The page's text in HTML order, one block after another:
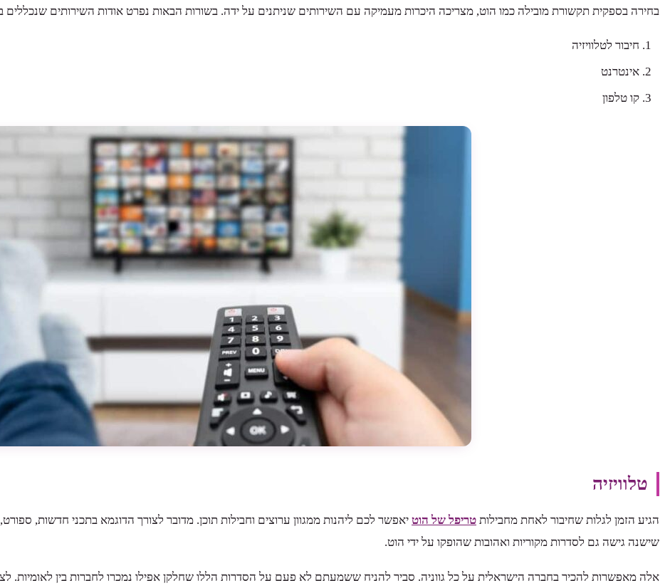
בחירה בספקית תקשורת מובילה כמו הוט, מצריכה היכרות מעמיקה עם השירותים שניתנים על ידה. בשורות הבאות נפרט אודות השירותים שנכללים
חיבור לטלוויזיה
אינטרנט
קו טלפון
טלוויזיה
הגיע הזמן לגלות שחיבור לאחת מחבילות טריפל של הוט יאפשר לכם ליהנות ממגוון ערוצים וחבילות תוכן. מדובר לצורך הדוגמא בתכני חדשות,
שישנה גישה גם לסדרות מקוריות ואהובות שהופקו על ידי הוט.